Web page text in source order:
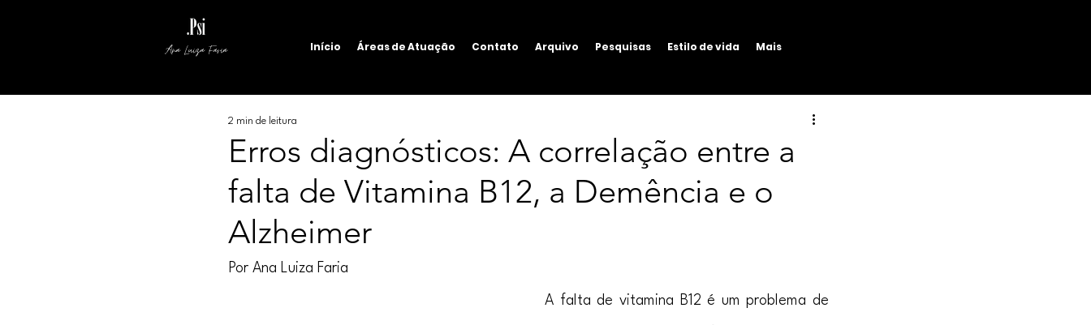
Ana Luiza Faria Início Áreas de Atuação Contato Arquivo Pesquisas Estilo de vida Mais
Erros diagnósticos: A correlação entre a
falta de Vitamina B12, a Demência e o
Alzheimer
2 min de leitura
Por Ana Luiza Faria
A falta de vitamina B12 é um problema de